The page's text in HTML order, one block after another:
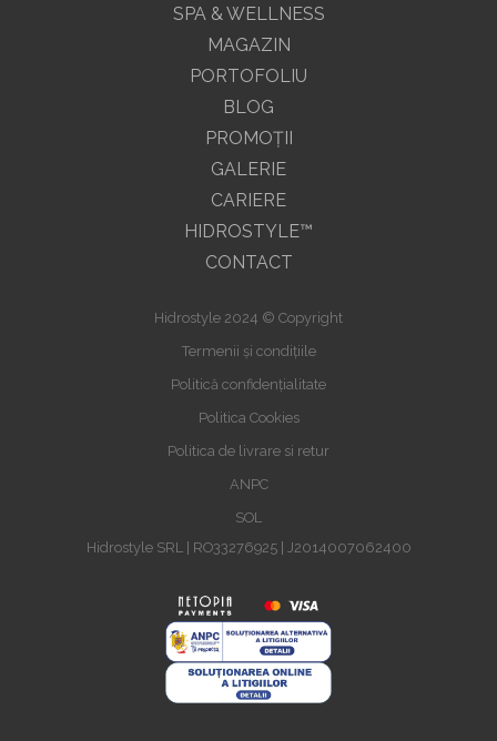
SPA & WELLNESS
MAGAZIN
PORTOFOLIU
BLOG
PROMOŢII
GALERIE
CARIERE
HIDROSTYLE™
CONTACT
Hidrostyle 2024 © Copyright
Termenii și condițiile
Politică confidențialitate
Politica Cookies
Politica de livrare si retur
ANPC
SOL
Hidrostyle SRL | RO33276925 | J2014007062400